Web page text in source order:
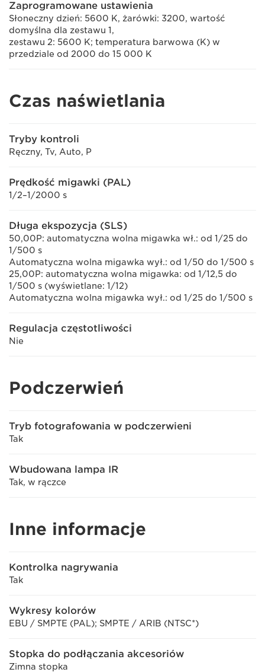
Zaprogramowane ustawienia
Słoneczny dzień: 5600 K, żarówki: 3200, wartość
domyślna dla zestawu 1,
zestawu 2: 5600 K; temperatura barwowa (K) w
przedziale od 2000 do 15 000 K
Czas naświetlania
Tryby kontroli
Ręczny, Tv, Auto, P
Prędkość migawki (PAL)
1/2–1/2000 s
Długa ekspozycja (SLS)
50,00P: automatyczna wolna migawka wł.: od 1/25 do
1/500 s
Automatyczna wolna migawka wył.: od 1/50 do 1/500 s
25,00P: automatyczna wolna migawka: od 1/12,5 do
1/500 s (wyświetlane: 1/12)
Automatyczna wolna migawka wył.: od 1/25 do 1/500 s
Regulacja częstotliwości
Nie
Podczerwień
Tryb fotografowania w podczerwieni
Tak
Wbudowana lampa IR
Tak, w rączce
Inne informacje
Kontrolka nagrywania
Tak
Wykresy kolorów
EBU / SMPTE (PAL); SMPTE / ARIB (NTSC*)
Stopka do podłączania akcesoriów
Zimna stopka